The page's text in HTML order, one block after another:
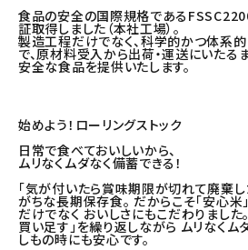
食品の安全の国際規格である
証取得しました（本社工場）。
製造工程だけでなく、科学的かつ体系
で、原材料受入から出荷・運送にいたる
安全な食品を提供いたします。
始めよう！ローリングストック
日常で食べておいしいから、
ムリなくムダなく備蓄できる！
「気が付いたら賞味期限が切れて廃棄し
がちな長期保存食。 だからこそ「安心米
だけでなく おいしさにもこだわりまし
買い足す」を繰り返しながら ムリなくム
しもの時にも安心です。